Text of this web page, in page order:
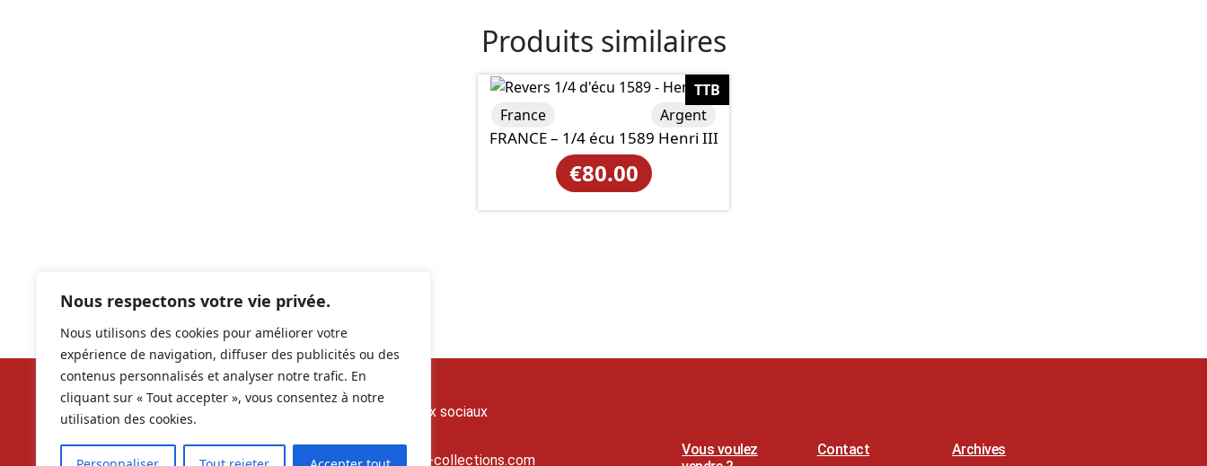
Nous respectons votre vie privée.
Nous utilisons des cookies pour améliorer votre
expérience de navigation, diffuser des publicités ou des
contenus personnalisés et analyser notre trafic. En
cliquant sur « Tout accepter », vous consentez à notre
utilisation des cookies.
Produits similaires
TTB
FRANCE – 1/4 écu 1589 Henri III
€80.00
France Argent
Nos réseaux sociaux
contact@lj-collections.com
Vous voulez
Contact Archives